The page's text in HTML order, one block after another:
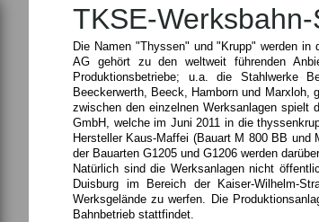
TKSE-
Die Namen "Thyssen" und "Krupp" werden
AG gehört zu den weltweit führenden
Produktionsbetriebe; u.a. die Stahlwerke
Beeckerwerth, Beeck, Hamborn und Marxloh,
zwischen den einzelnen Werksanlagen spielt
GmbH, welche im Juni 2011 in die
Hersteller Kaus-Maffei (Bauart M 800 BB
der Bauarten G1205 und G1206 werden
Natürlich sind die Werksanlagen nicht
Duisburg im Bereich der Kaiser-Wilhelm-
Werksgelände zu werfen. Die
Bahnbetrieb stattfindet.